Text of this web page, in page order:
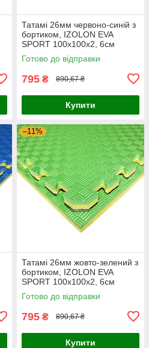
Татамі 26мм червоно-синій з
бортиком, IZOLON EVA
SPORT 100х100х2, 6см
Готово до відправки
795 ₴ 890,67 ₴
Купити
–11%
Татамі 26мм жовто-зелений з
бортиком, IZOLON EVA
SPORT 100х100х2, 6см
Готово до відправки
795 ₴ 890,67 ₴
Купити